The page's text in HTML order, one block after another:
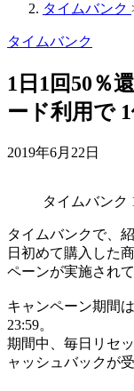
タイムバンク
タイムバンク
1日1回50％
ード利用で
2019年6月22日
タイムバンク
タイムバンクで、
日初めて購入した
ペーンが実施されて
キャンペーン期間
23:59。
期間中、毎日リセ
ャッシュバックが